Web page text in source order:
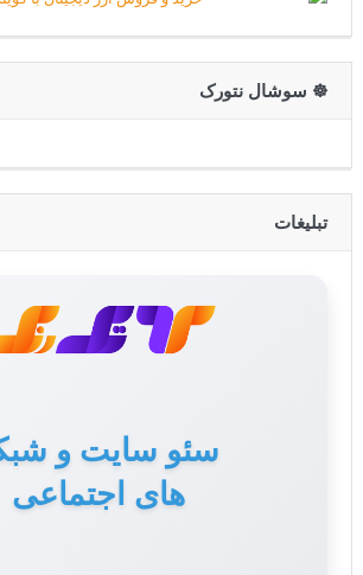
☸️ سوشال نتورک
تبلیغات
سئو سایت و
های اجتماعی